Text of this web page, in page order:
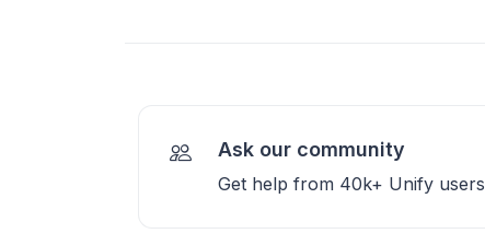
Ask our community
Get help from 40k+ Unify users